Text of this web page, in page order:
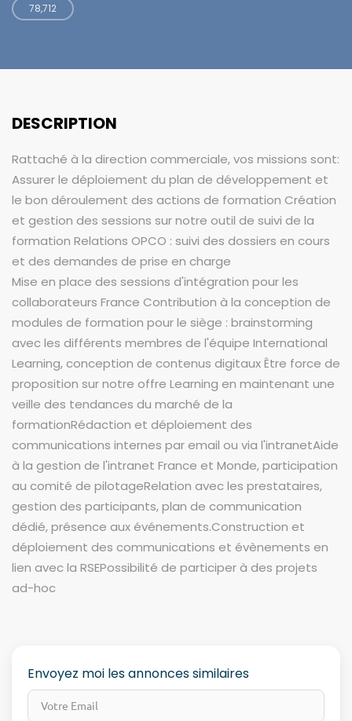
78,712
DESCRIPTION
Rattaché à la direction commerciale, vos missions sont:
Assurer le déploiement du plan de développement et
le bon déroulement des actions de formation Création
et gestion des sessions sur notre outil de suivi de la
formation Relations OPCO : suivi des dossiers en cours
et des demandes de prise en charge
Mise en place des sessions d'intégration pour les
collaborateurs France Contribution à la conception de
modules de formation pour le siège : brainstorming
avec les différents membres de l'équipe International
Learning, conception de contenus digitaux Être force de
proposition sur notre offre Learning en maintenant une
veille des tendances du marché de la
formationRédaction et déploiement des
communications internes par email ou via l'intranetAide
à la gestion de l'intranet France et Monde, participation
au comité de pilotageRelation avec les prestataires,
gestion des participants, plan de communication
dédié, présence aux événements.Construction et
déploiement des communications et évènements en
lien avec la RSEPossibilité de participer à des projets
ad-hoc
Envoyez moi les annonces similaires